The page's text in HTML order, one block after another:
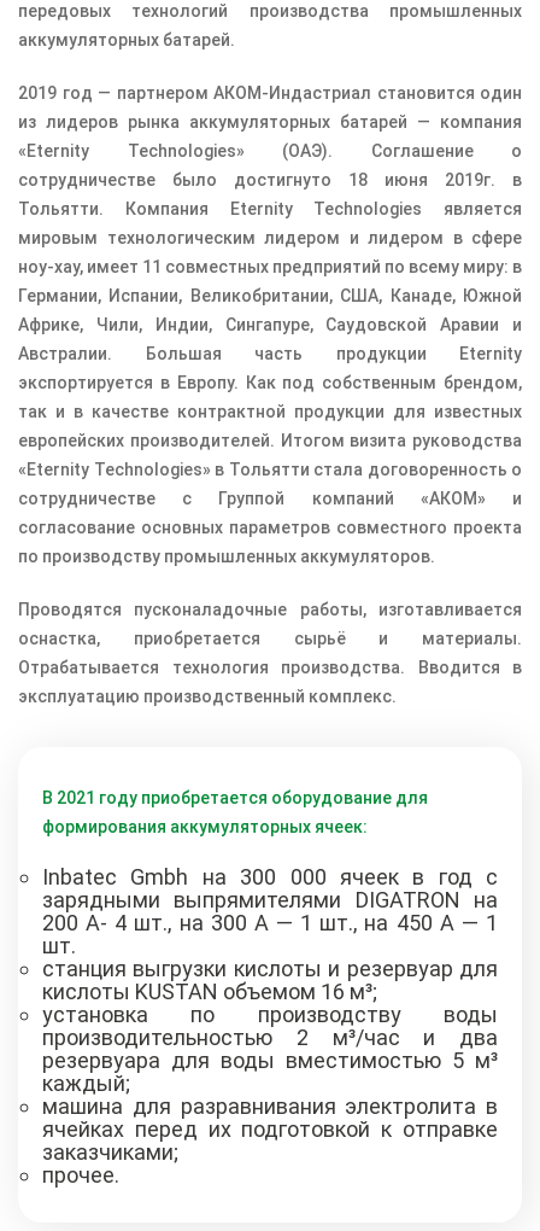
передовых технологий производства промышленных
аккумуляторных батарей.
2019 год — партнером АКОМ-Индастриал становится один
из лидеров рынка аккумуляторных батарей — компания
«Eternity Technologies» (ОАЭ). Соглашение о
сотрудничестве было достигнуто 18 июня 2019г. в
Тольятти. Компания Eternity Technologies является
мировым технологическим лидером и лидером в сфере
ноу-хау, имеет 11 совместных предприятий по всему миру: в
Германии, Испании, Великобритании, США, Канаде, Южной
Африке, Чили, Индии, Сингапуре, Саудовской Аравии и
Австралии. Большая часть продукции Eternity
экспортируется в Европу. Как под собственным брендом,
так и в качестве контрактной продукции для известных
европейских производителей. Итогом визита руководства
«Eternity Technologies» в Тольятти стала договоренность о
сотрудничестве с Группой компаний «АКОМ» и
согласование основных параметров совместного проекта
по производству промышленных аккумуляторов.
Проводятся пусконаладочные работы, изготавливается
оснастка, приобретается сырьё и материалы.
Отрабатывается технология производства. Вводится в
эксплуатацию производственный комплекс.
В 2021 году приобретается оборудование для
формирования аккумуляторных ячеек:
Inbatec Gmbh на 300 000 ячеек в год с
зарядными выпрямителями DIGATRON на
200 А- 4 шт., на 300 А — 1 шт., на 450 А — 1
шт.
станция выгрузки кислоты и резервуар для
кислоты KUSTAN объемом 16 м³;
установка по производству воды
производительностью 2 м³/час и два
резервуара для воды вместимостью 5 м³
каждый;
машина для разравнивания электролита в
ячейках перед их подготовкой к отправке
заказчиками;
прочее.